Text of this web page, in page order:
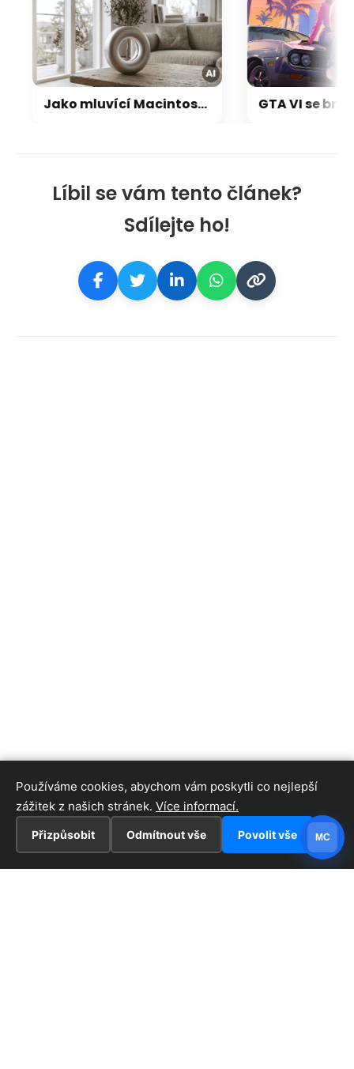
Líbil se vám tento článek?
Sdílejte ho!
Jako mluvící Macintosh: OpenAI a Jony Ive chystají přelomový repráček, který bude reagovat i pohybem
Používáme cookies, abychom vám poskytli co nejlepší
zážitek z našich stránek. Více informací.
Přizpůsobit Odmítnout vše Povolit vše MC